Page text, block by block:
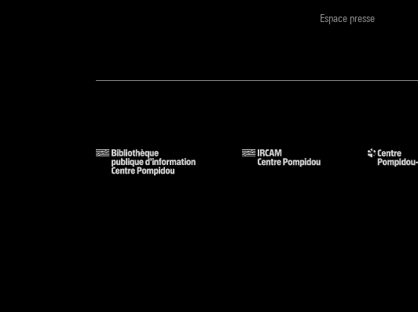
Espace presse